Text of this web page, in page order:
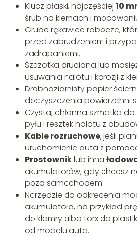
Klucz płaski, najczęściej 10
śrub na klemach i
Grube rękawice robocze,
przed zabrudzeniem i
zadrapaniami.
Szczotka druciana lub
usuwania nalotu i korozji z
Drobnoziarnisty papier
doczyszczenia powierzchni
Czysta, chłonna szmatka
pyłu i resztek nalotu z
Kable rozruchowe, jeśli
uruchomienie auta z
Prostowniklub inna
akumulatorów, gdy chcesz
poza samochodem.
Narzędzie do odkręcenia
akumulatora, na przykład
do klamry albo torx do
od modelu auta.